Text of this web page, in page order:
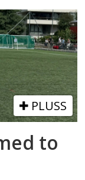
PLUSS
to